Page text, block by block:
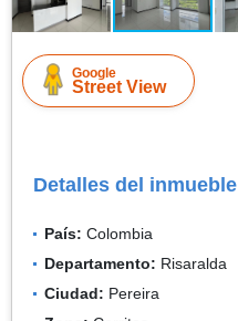
Google
Street View
Detalles del inmueble
País: Colombia
Departamento: Risaralda
Ciudad: Pereira